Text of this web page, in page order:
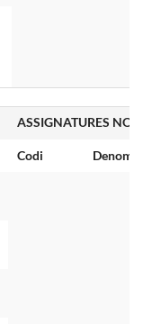
ASSIGNATURES
Codi